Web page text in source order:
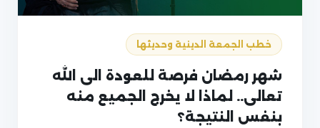
خطب الجمعة الدينية وحديثها
شهر رمضان فرصة للعودة الى الله
تعالى.. لماذا لا يخرج الجميع منه
بنفس النتيجة؟